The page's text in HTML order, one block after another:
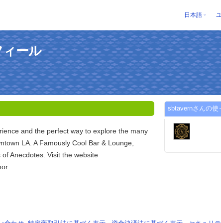
日本語
ール
and the perfect way to explore the many
LA. A Famously Cool Bar & Lounge,
Anecdotes. Visit the website
sbtavernさんの使